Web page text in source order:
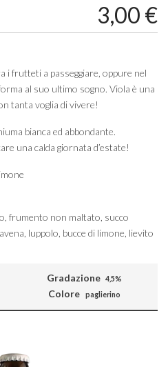
3,00 €
i frutteti a passeggiare, oppure nel
al suo ultimo sogno. Viola è una
tanta voglia di vivere!
bianca ed abbondante.
una calda giornata d’estate!
frumento non maltato, succo
luppolo, bucce di limone, lievito
Gradazione 4,5%
Colore paglierino